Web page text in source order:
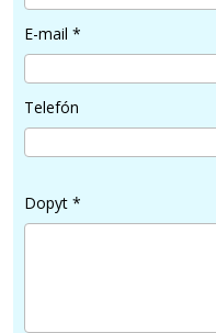
Kompatibilná
E-mail *
Telefón
Dopyt *